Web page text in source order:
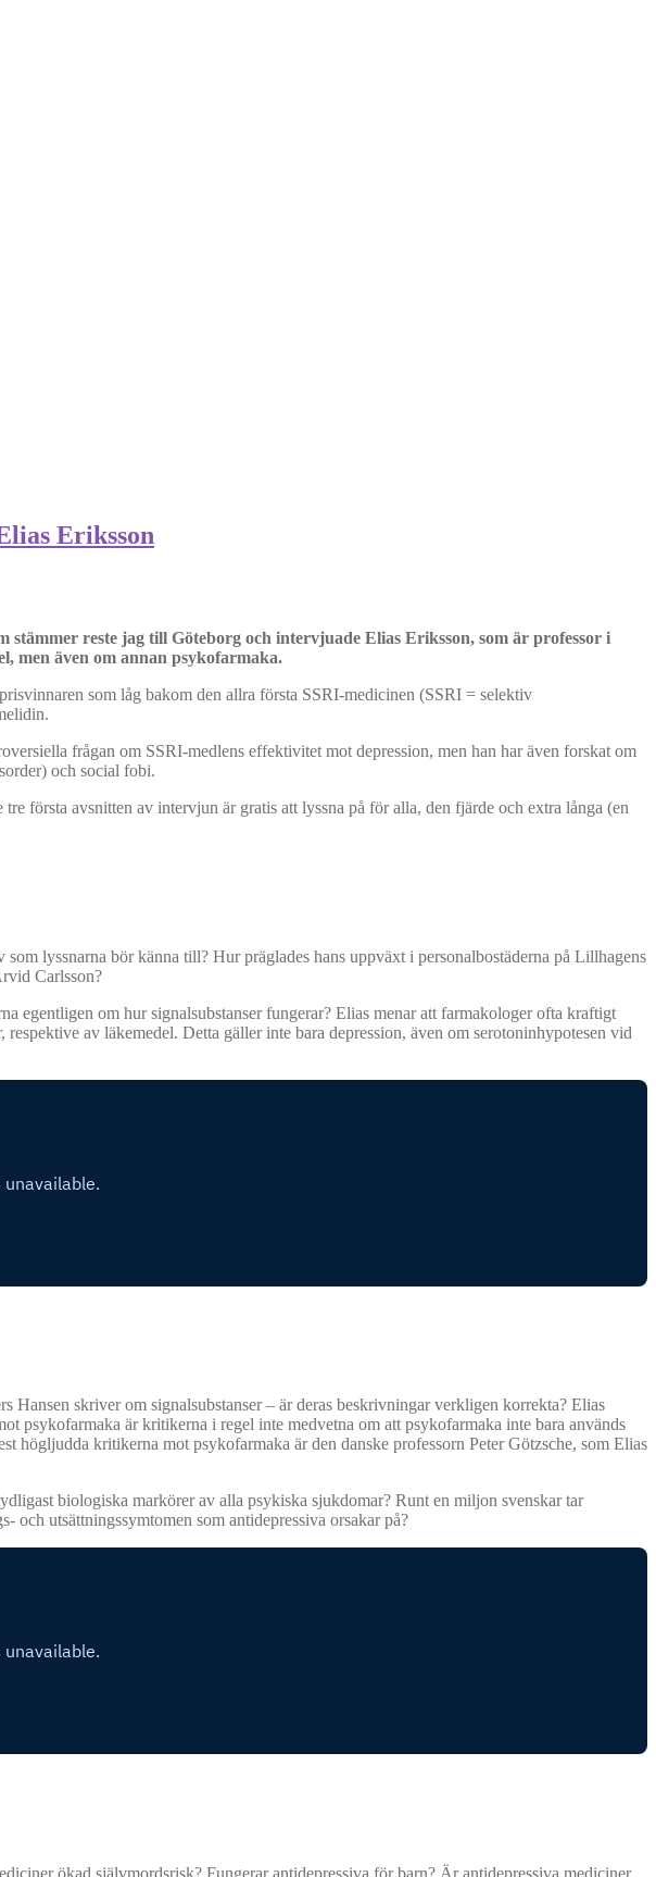
Eriksson
reste jag till Göteborg och intervjuade Elias Eriksson, som är professor i
men även om annan psykofarmaka.
som låg bakom den allra första SSRI-medicinen (SSRI = selektiv
frågan om SSRI-medlens effektivitet mot depression, men han har även forskat om
och social fobi.
första avsnitten av intervjun är gratis att lyssna på för alla, den fjärde och extra långa (en
lyssnarna bör känna till? Hur präglades hans uppväxt i personalbostäderna på Lillhagens
Carlsson?
egentligen om hur signalsubstanser fungerar? Elias menar att farmakologer ofta kraftigt
av läkemedel. Detta gäller inte bara depression, även om serotoninhypotesen vid
skriver om signalsubstanser – är deras beskrivningar verkligen korrekta? Elias
psykofarmaka är kritikerna i regel inte medvetna om att psykofarmaka inte bara används
högljudda kritikerna mot psykofarmaka är den danske professorn Peter Götzsche, som Elias
biologiska markörer av alla psykiska sjukdomar? Runt en miljon svenskar tar
och utsättningssymtomen som antidepressiva orsakar på?